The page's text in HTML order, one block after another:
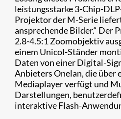
leistungsstarke 3-Chip-
Projektor der M-Serie
ansprechende Bilder.“ Der
2.8-4.5:1 Zoomobjektiv
einem Unicol-Ständer
Daten von einer Digital-
Anbieters Onelan, die über
Mediaplayer verfügt und
Darstellungen,
interaktive Flash-